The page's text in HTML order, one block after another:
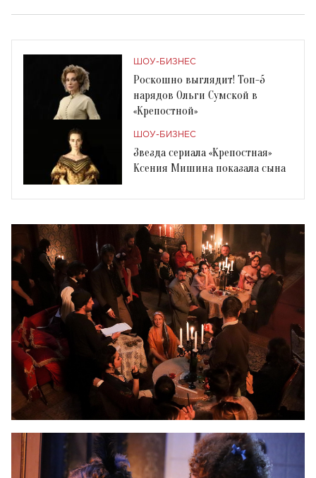
ШОУ-БИЗНЕС
Роскошно выглядит! Топ-5
нарядов Ольги Сумской в
«Крепостной»
ШОУ-БИЗНЕС
Звезда сериала «Крепостная»
Ксения Мишина показала сына